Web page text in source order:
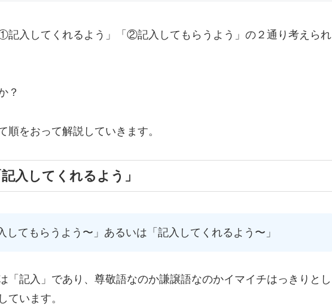
記入してくれるよう」「②記入してもらうよう」の２通り考えられ
？
順をおって解説していきます。
入してくれるよう」
してもらうよう〜」あるいは「記入してくれるよう〜」
「記入」であり、尊敬語なのか謙譲語なのかイマイチはっきりとし
ています。